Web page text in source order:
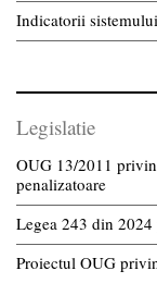
Indicatorii
Legislatie
OUG 13/2011
penalizatoare
Legea 243 din
Proiectul OUG